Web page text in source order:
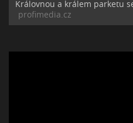
Královnou a králem parketu
profimedia.cz